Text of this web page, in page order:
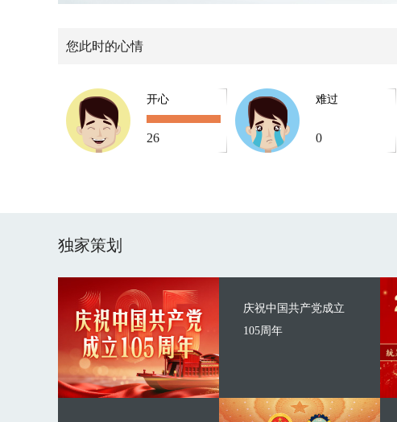
您此时的心情
开心
26
难过
0
独家策划
庆祝中国共产党成立
105周年